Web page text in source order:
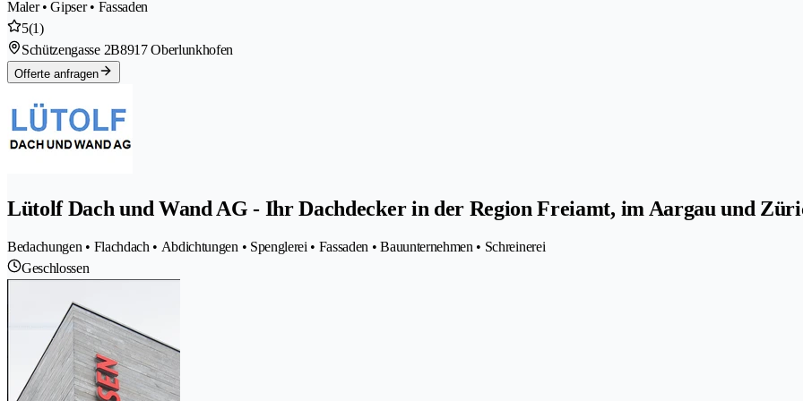
Maler • Gipser • Fassaden
5(1)
Schützengasse 2B8917 Oberlunkhofen
Offerte anfragen
Lütolf Dach und Wand AG - Ihr Dachdecker in der Region Freiamt, im Aargau und
Bedachungen • Flachdach • Abdichtungen • Spenglerei • Fassaden • Bauunternehmen • Schreinerei
Geschlossen